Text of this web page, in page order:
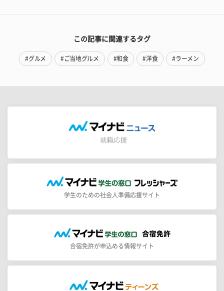
この記事に関連するタグ
#グルメ #ご当地グルメ #和食 #洋食 #ラーメン
学生のための社会人準備応援サイト
合宿免許が申込める情報サイト